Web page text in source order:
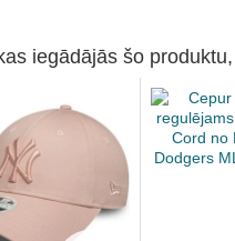
iegādājās šo